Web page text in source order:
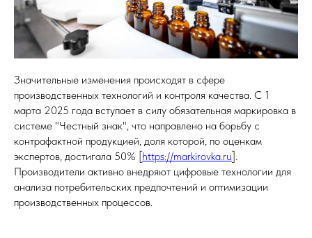
Значительные изменения происходят в сфере
производственных технологий и контроля качества. С 1
марта 2025 года вступает в силу обязательная маркировка в
системе "Честный знак", что направлено на борьбу с
контрафактной продукцией, доля которой, по оценкам
экспертов, достигала 50% [https://markirovka.ru].
Производители активно внедряют цифровые технологии для
анализа потребительских предпочтений и оптимизации
производственных процессов.